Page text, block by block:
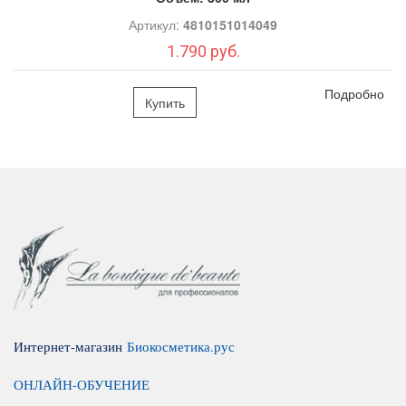
обладает антибактериальной активностью и
регулирует работу сальных желез. Повышает тонус кожи,
уменьшает поры, стимулирует выведение токсинов.
защищает кожу, предотвращает обезвоживание,
смягчает и успокаивает.
экспозиции 10 минут (салфетка не должна высыхать),
после чего провести экстракцию комедонов.
ультразвуковым аппаратом для УЗ чистки, а также с
Артикул: 4810151014049
1.790 руб.
Купить Подробно
Интернет-магазин Биокосметика.рус
ОНЛАЙН-ОБУЧЕНИЕ